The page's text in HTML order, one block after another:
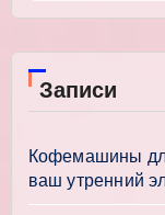
Записи
Кофемашины
ваш утренний